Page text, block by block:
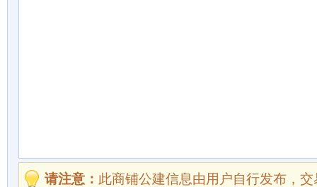
请注意： 此商铺公建信息由用户自行发布，